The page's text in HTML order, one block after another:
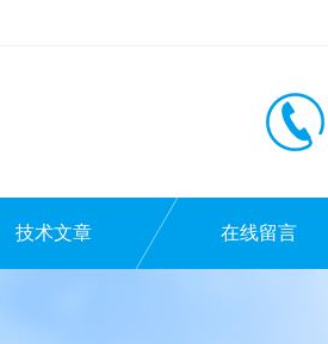
技术文章 在线留言